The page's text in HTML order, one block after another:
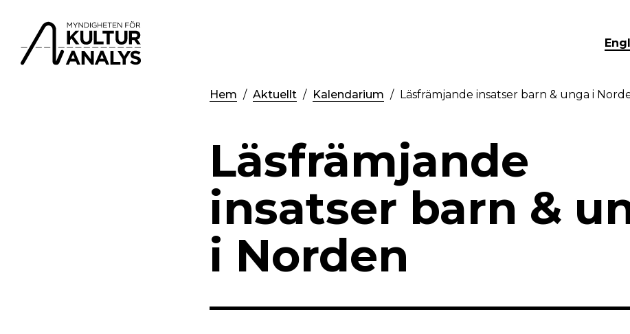
Hem Aktuellt Kalendarium Läsfrämjande insatser barn & unga i
Läsfrämjande
insatser barn &
i Norden